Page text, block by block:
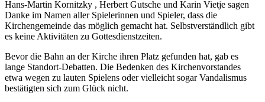
Hans-Martin Kornitzky , Herbert Gutsche und Karin Vietje sagen
Danke im Namen aller Spielerinnen und Spieler, dass die
Kirchengemeinde das möglich gemacht hat. Selbstverständlich gibt
es keine Aktivitäten zu Gottesdienstzeiten.
Bevor die Bahn an der Kirche ihren Platz gefunden hat, gab es
lange Standort-Debatten. Die Bedenken des Kirchenvorstandes
etwa wegen zu lauten Spielens oder vielleicht sogar Vandalismus
bestätigten sich zum Glück nicht.